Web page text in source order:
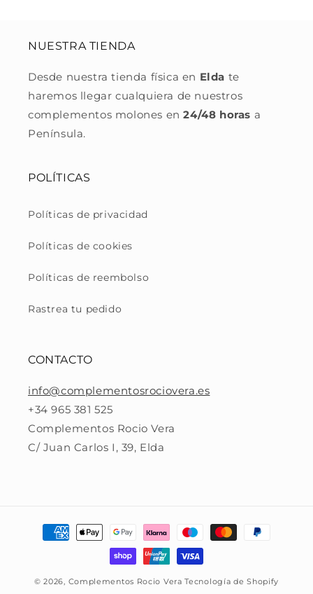
NUESTRA TIENDA
Desde nuestra tienda física en Elda te
haremos llegar cualquiera de nuestros
complementos molones en24/48 horas a
Península.
POLÍTICAS
Políticas de privacidad
Políticas de cookies
Políticas de reembolso
Rastrea tu pedido
CONTACTO
info@complementosrociovera.es
+34 965 381 525
Complementos Rocio Vera
C/ Juan Carlos I, 39, Elda
Formas
© 2026, Complementos Rocio Vera Tecnología de Shopify